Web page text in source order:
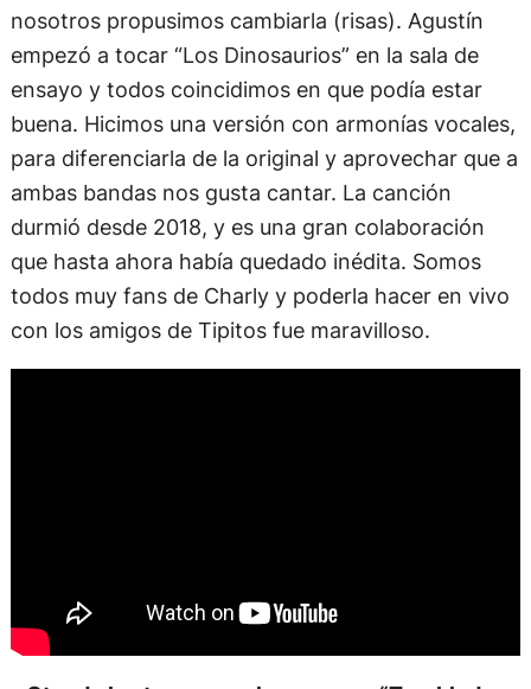
nosotros propusimos cambiarla (risas). Agustín
empezó a tocar “Los Dinosaurios” en la sala de
ensayo y todos coincidimos en que podía estar
buena. Hicimos una versión con armonías vocales,
para diferenciarla de la original y aprovechar que a
ambas bandas nos gusta cantar. La canción
durmió desde 2018, y es una gran colaboración
que hasta ahora había quedado inédita. Somos
todos muy fans de Charly y poderla hacer en vivo
con los amigos de Tipitos fue maravilloso.